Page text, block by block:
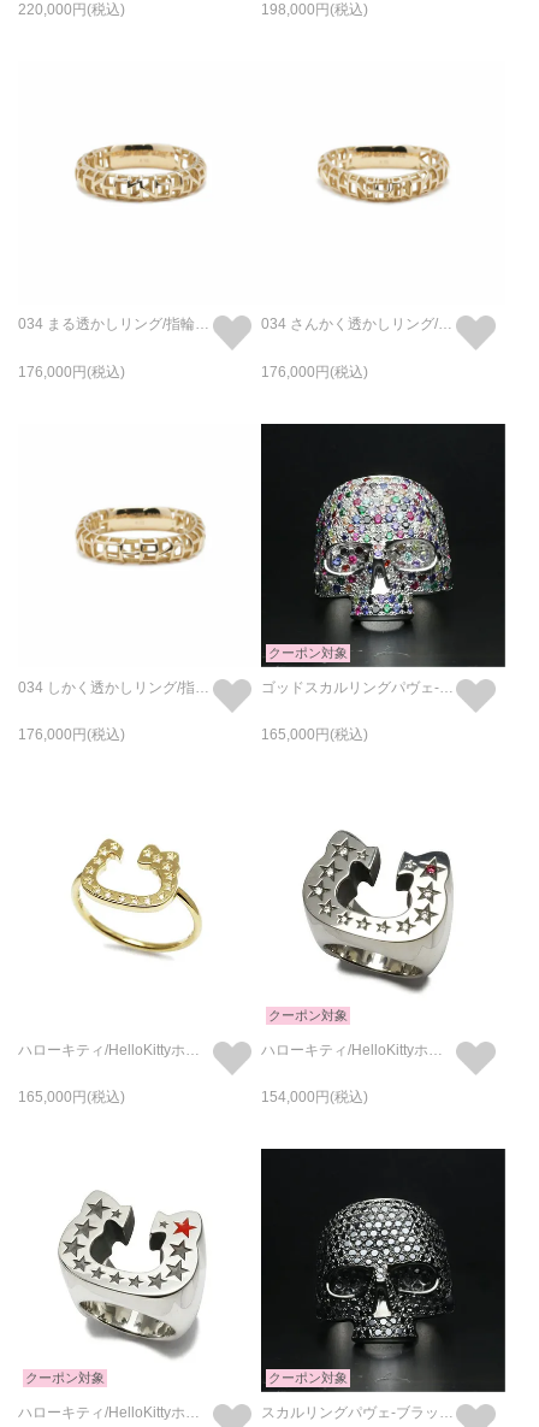
220,000 198,000
034 まる透かしリング/指輪 S - K18/イエローゴールド
176,000
034 さんかく透かしリング/指輪 S - K18/イエローゴールド
176,000
034 しかく透かしリング/指輪 S - K18/イエローゴールド
176,000
クーポン対象
165,000
165,000
クーポン対象
154,000
クーポン対象 クーポン対象